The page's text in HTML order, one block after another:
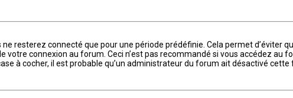
resterez connecté que pour une période prédéfinie. Cela permet d’éviter
votre connexion au forum. Ceci n’est pas recommandé si vous accédez au
à cocher, il est probable qu’un administrateur du forum ait désactivé cette